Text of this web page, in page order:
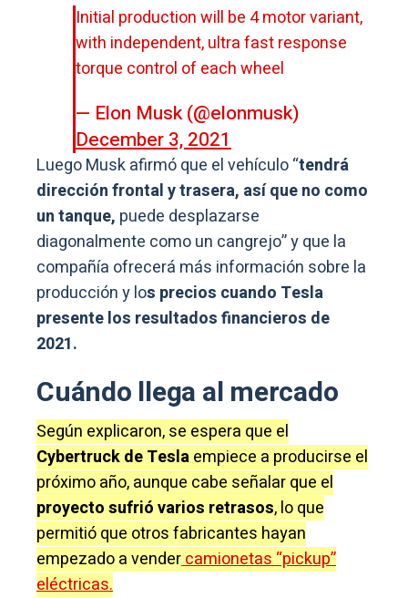
Initial production will be 4 motor variant,
with independent, ultra fast response
torque control of each wheel
— Elon Musk (@elonmusk)
December 3, 2021
Luego Musk afirmó que el vehículo “tendrá
dirección frontal y trasera, así que no como
un tanque, puede desplazarse
diagonalmente como un cangrejo” y que la
compañía ofrecerá más información sobre la
producción y los precios cuando Tesla
presente los resultados financieros de
2021.
Cuándo llega al mercado
Según explicaron, se espera que el
Cybertruck de Teslaempiece a producirse el
próximo año, aunque cabe señalar que el
proyecto sufrió varios retrasos, lo que
permitió que otros fabricantes hayan
empezado a vendercamionetas “pickup”
eléctricas.